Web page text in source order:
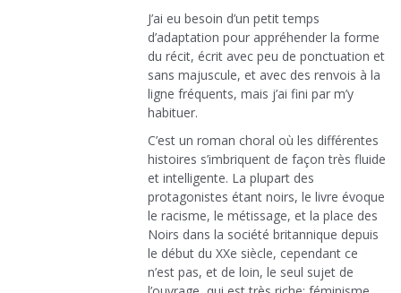
J’ai eu besoin d’un petit temps
d’adaptation pour appréhender la forme
du récit, écrit avec peu de ponctuation et
sans majuscule, et avec des renvois à la
ligne fréquents, mais j’ai fini par m’y
habituer.
C’est un roman choral où les différentes
histoires s’imbriquent de façon très fluide
et intelligente. La plupart des
protagonistes étant noirs, le livre évoque
le racisme, le métissage, et la place des
Noirs dans la société britannique depuis
le début du XXe siècle, cependant ce
n’est pas, et de loin, le seul sujet de